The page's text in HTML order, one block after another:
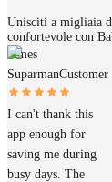
Unisciti a migliaia
confortevole con
James
SuparmanCustomer
I can't thank this
app enough for
saving me during
busy days. The